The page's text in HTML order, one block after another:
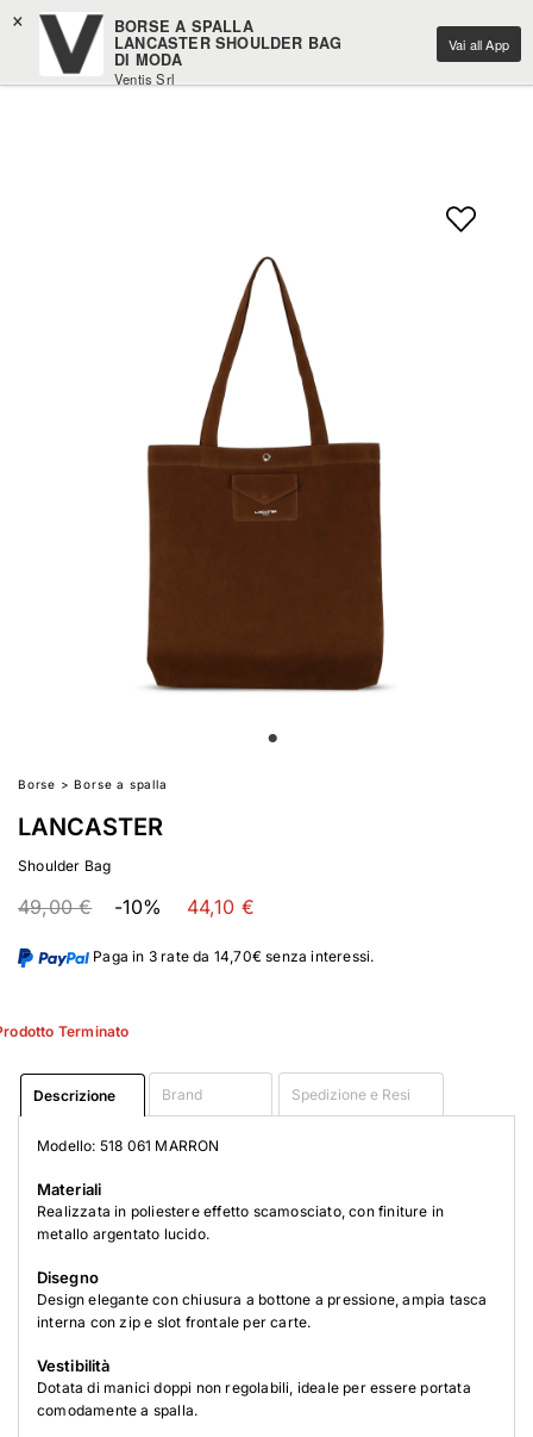
× BORSE A SPALLA
LANCASTER SHOULDER BAG
DI MODA
Ventis Srl
Vai all App
Borse >Borse a spalla
LANCASTER
Shoulder Bag
49,00 € -10% 44,10 €
Paga in 3 rate da 14,70€ senza interessi.
Terminato
Descrizione Brand Spedizione e Resi
Modello: 518 061 MARRON
Materiali
Realizzata in poliestere effetto scamosciato, con finiture in
metallo argentato lucido.
Disegno
Design elegante con chiusura a bottone a pressione, ampia tasca
interna con zip e slot frontale per carte.
Vestibilità
Dotata di manici doppi non regolabili, ideale per essere portata
comodamente a spalla.